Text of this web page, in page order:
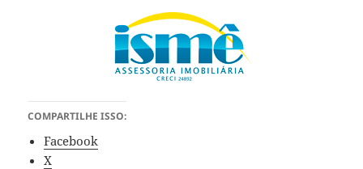
COMPARTILHE ISSO:
Facebook
X